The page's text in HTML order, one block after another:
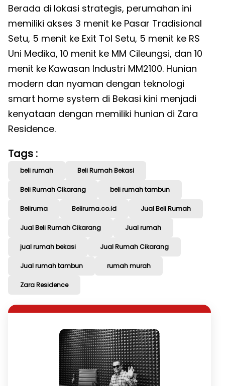
Berada di lokasi strategis, perumahan ini
memiliki akses 3 menit ke Pasar Tradisional
Setu, 5 menit ke Exit Tol Setu, 5 menit ke RS
Uni Medika, 10 menit ke MM Cileungsi, dan 10
menit ke Kawasan Industri MM2100. Hunian
modern dan nyaman dengan teknologi
smart home system di Bekasi kini menjadi
kenyataan dengan memiliki hunian di Zara
Residence.
Tags :
beli rumah Beli Rumah Bekasi
Beli Rumah Cikarang beli rumah tambun
Beliruma Beliruma.co.id Jual Beli Rumah
Jual Beli Rumah Cikarang Jual rumah
jual rumah bekasi Jual Rumah Cikarang
Jual rumah tambun rumah murah
Zara Residence